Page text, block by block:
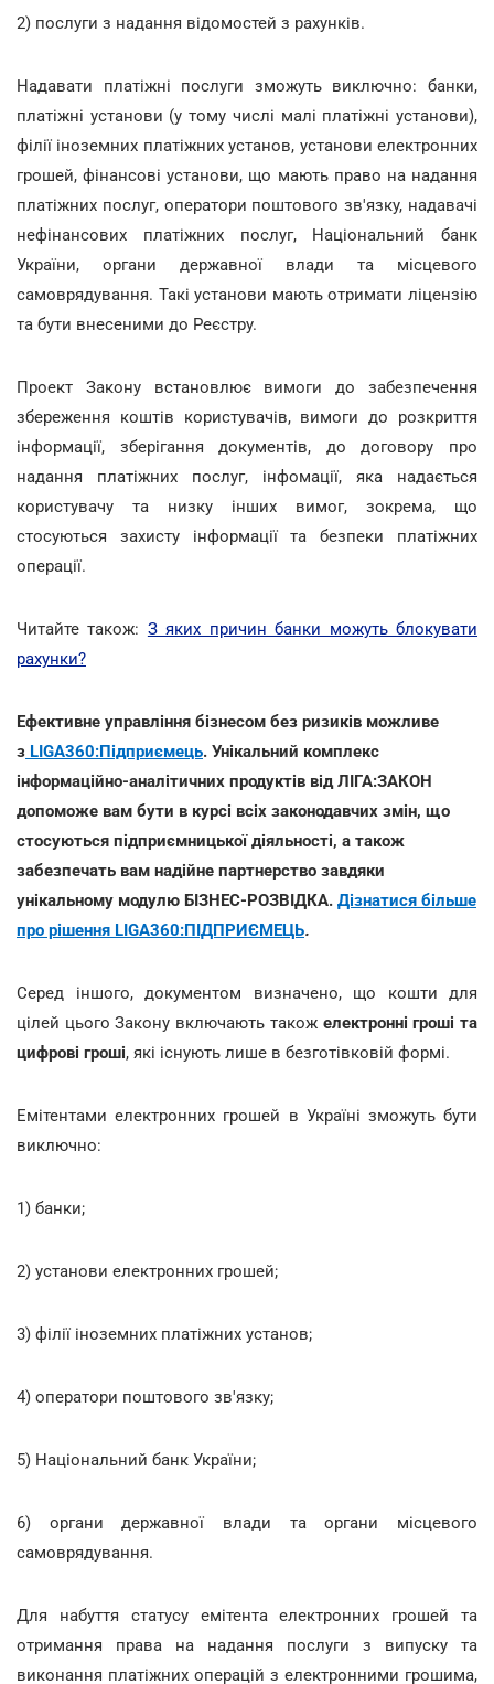
2) послуги з надання відомостей з рахунків.
Надавати платіжні послуги зможуть виключно: банки,
платіжні установи (у тому числі малі платіжні установи),
філії іноземних платіжних установ, установи електронних
грошей, фінансові установи, що мають право на надання
платіжних послуг, оператори поштового зв'язку, надавачі
нефінансових платіжних послуг, Національний банк
України, органи державної влади та місцевого
самоврядування. Такі установи мають отримати ліцензію
та бути внесеними до Реєстру.
Проект Закону встановлює
вимоги до забезпечення
збереження коштів користувачів, вимоги до розкриття
інформації, зберігання документів, до договору про
надання платіжних послуг, інфомації, яка надається
користувачу та низку інших вимог, зокрема, що
стосуються захисту інформації та безпеки платіжних
операції.
Читайте також: З яких причин банки можуть блокувати
рахунки?
Ефективне управління бізнесом без ризиків можливе
з LIGA360:Підприємець. Унікальний комплекс
інформаційно-аналітичних продуктів від ЛІГА:ЗАКОН
допоможе вам бути в курсі всіх законодавчих змін, що
стосуються підприємницької діяльності, а також
забезпечать вам надійне партнерство завдяки
унікальному модулю БІЗНЕС-РОЗВІДКА. Дізнатися більше
про рішення LIGA360:ПІДПРИЄМЕЦЬ.
Серед іншого, документом визначено, що кошти для
цілей цього Закону включають також електронні гроші та
цифрові гроші, які існують лише в безготівковій формі.
Емітентами електронних грошей в Україні зможуть бути
виключно:
1) банки;
2) установи електронних грошей;
3) філії іноземних платіжних установ;
4) оператори поштового зв'язку;
5) Національний банк України;
6) органи державної влади та органи місцевого
самоврядування.
Для набуття статусу емітента електронних грошей та
отримання права на надання послуги з випуску та
виконання платіжних операцій з електронними грошима,